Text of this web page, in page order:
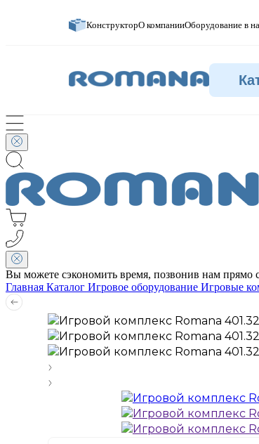
КонструкторО компанииОборудование в
Вы можете сэкономить время, позвонив нам прямо
Главная Каталог Игровое оборудование Игровые